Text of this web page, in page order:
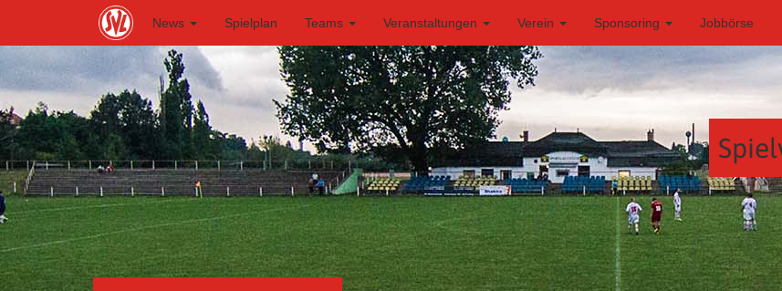
i
o
m
a
n
c
o
n
e
n
News Spielplan Teams Veranstaltungen Verein Sponsoring Jobbörse